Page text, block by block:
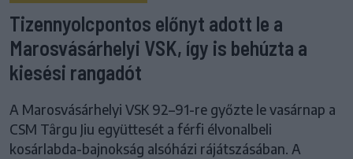
Tizennyolcpontos előnyt adott le a
Marosvásárhelyi VSK, így is behúzta a
kiesési rangadót
A Marosvásárhelyi VSK 92–91-re győzte le vasárnap a
CSM Târgu Jiu együttesét a férfi élvonalbeli
kosárlabda-bajnokság alsóházi rájátszásában. A